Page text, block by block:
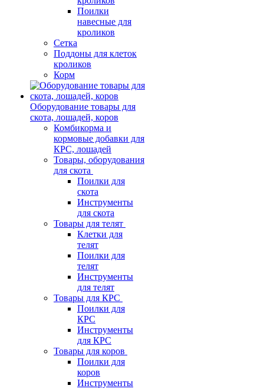
Поилки
навесные для
кроликов
Сетка
Поддоны для клеток
кроликов
Корм
Оборудование товары для
скота, лошадей, коров
Комбикорма и
кормовые добавки для
КРС, лошадей
Товары, оборудования
для скота
Поилки для
скота
Инструменты
для скота
Товары для телят
Клетки для
телят
Поилки для
телят
Инструменты
для телят
Товары для КРС
Поилки для
КРС
Инструменты
для КРС
Товары для коров
Поилки для
коров
Инструменты